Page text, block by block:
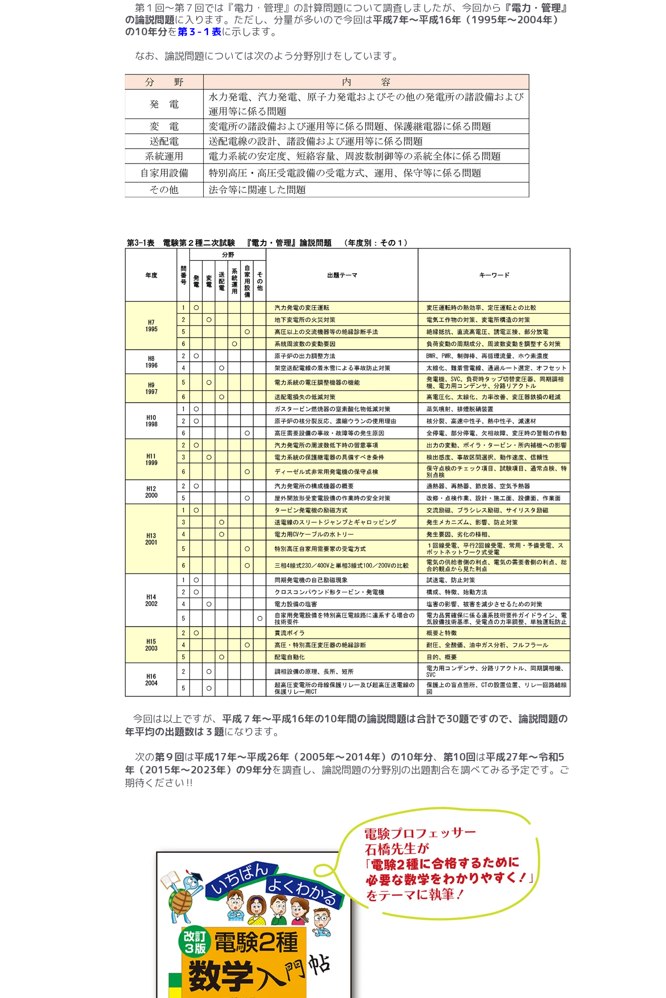
第 １ 回～第 ７ 回では『電力・管理』の計算問題について調査しましたが、今回から 『電力・管理』
の論説問題に入ります。ただし、分量が多いので今回は平成7年～平成16年（1995年～2004年）
の10年分を第３-１表に示します。
なお、論説問題については次のよう分野別けをしています。
今回は以上ですが、 平成７年～平成16年の10年間の論説問題は合計で30題ですので、論説問題の
年平均の出題数は３題になります。
次の第９回は平成17年～平成26年（2005年～2014年）の10年分、 第10回は平成27年～令和5
年（2015年～2023年）の9年分を調査し、論説問題の分野別の出題割合を調べてみる予定です。ご
期待ください‼